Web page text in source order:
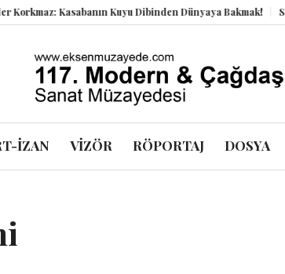
Kasabanın Kuyu Dibinden Dünyaya Bakmak!
İZAN VİZÖR RÖPORTAJ DOSYA